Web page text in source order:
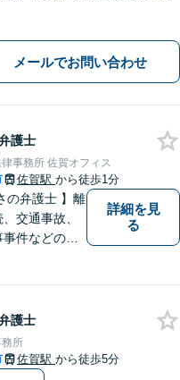
すい弁護士として、あなたの
しっかり受け止めます！
メールでお問い合わせ
護士
事務所 佐賀オフィス
佐賀駅 から徒歩1分
の弁護士 】離
交通事故、
件などのご
スを提供い
詳細を見
る
護士
務所
佐賀駅 から徒歩5分